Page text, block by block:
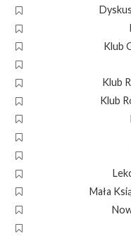
Klub
Klub
Klub
Mała